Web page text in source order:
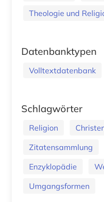
Theologie und
Datenbanktypen
Volltextdatenbank
Schlagwörter
Religion
Zitatensammlung
Enzyklopädie
Umgangsformen